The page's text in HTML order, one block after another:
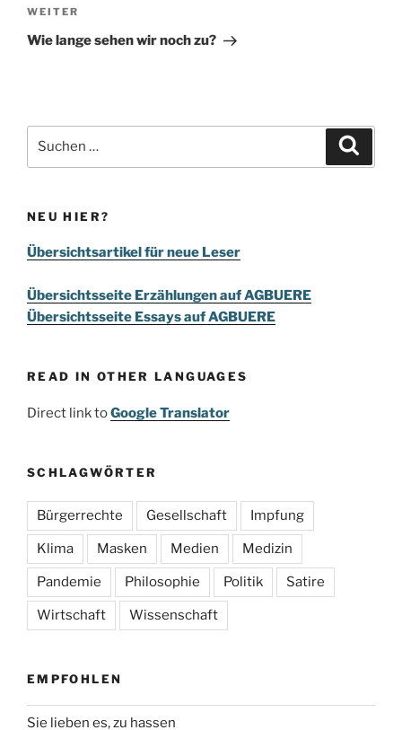
Nächster
Beitrag
WEITER
Wie lange sehen wir noch zu?
nach:
NEU HIER?
Übersichtsartikel für neue Leser
Übersichtsseite Erzählungen auf AGBUERE
Übersichtsseite Essays auf AGBUERE
READ IN OTHER LANGUAGES
Direct link toGoogle Translator
SCHLAGWÖRTER
Bürgerrechte Gesellschaft Impfung
Klima Masken Medien Medizin
Pandemie Philosophie Politik Satire
Wirtschaft Wissenschaft
EMPFOHLEN
Sie lieben es, zu hassen